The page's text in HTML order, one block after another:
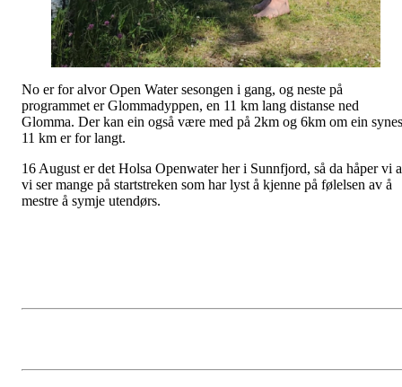
No er for alvor Open Water sesongen i gang, og neste på
programmet er Glommadyppen, en 11 km lang distanse ned
Glomma. Der kan ein også være med på 2km og 6km om ein synes
11 km er for langt.
16 August er det Holsa Openwater her i Sunnfjord, så da håper vi
vi ser mange på startstreken som har lyst å kjenne på følelsen av å
mestre å symje utendørs.